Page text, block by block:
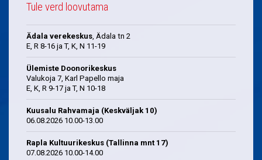
Tule verd loovutama
Ädala verekeskus , Ädala tn 2
E, R 8-16 ja T, K, N 11-19
Ülemiste Doonorikeskus
Valukoja 7, Karl Papello maja
E, K, R 9-17 ja T, N 10-18
Kuusalu Rahvamaja (Keskväljak 10)
06.08.2026 10.00-13.00
Rapla Kultuurikeskus (Tallinna mnt 17)
07.08.2026 10.00-14.00